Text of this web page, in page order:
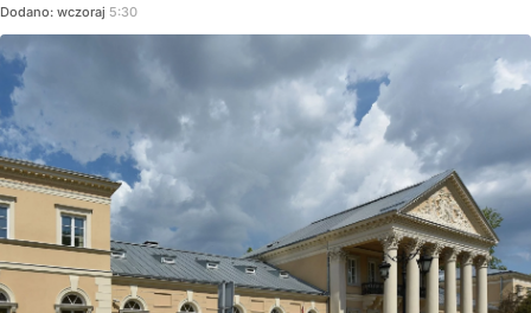
Dodano: wczoraj 5:30